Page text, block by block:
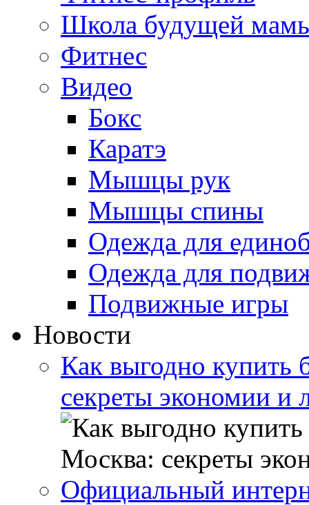
Школа будущей
Фитнес
Видео
Бокс
Каратэ
Мышцы рук
Мышцы спины
Одежда для
Одежда для
Подвижные игры
Новости
Как выгодно купить
секреты экономии и
Официальный